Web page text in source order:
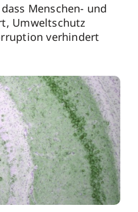
Menschen- und
Umweltschutz
verhindert